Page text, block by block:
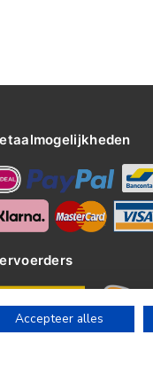
Accepteer alles